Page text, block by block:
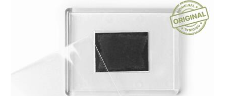
IPARI KARIMA TÖMÍTÉS
TÖMÍTŐ TÁBLA - SZIGETELŐ LEMEZ
GUMILEMEZ - FILC - HÓTOLÓ
Egyedi gyártás
Kapcsolat
ÁSZF